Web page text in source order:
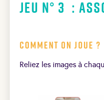
Jeu N° 3 :
Comment on joue ?
Reliez les images à